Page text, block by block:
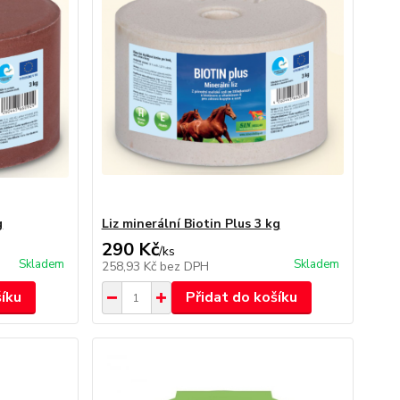
Skladem
Liz minerální Biotin Plus 3 kg
290 Kč/ks
258,93 Kč bez DPH Skladem
Přidat do košíku